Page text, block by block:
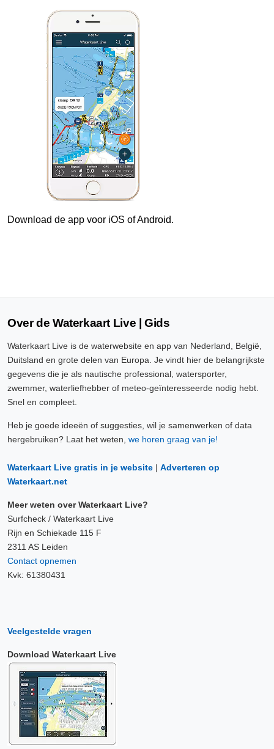
Download de app voor iOS of Android.
Over de Waterkaart Live | Gids
Waterkaart Live is de waterwebsite en app van Nederland, België,
Duitsland en grote delen van Europa. Je vindt hier de belangrijkste
gegevens die je als nautische professional, watersporter,
zwemmer, waterliefhebber of meteo-geïnteresseerde nodig hebt.
Snel en compleet.
Heb je goede ideeën of suggesties, wil je samenwerken of data
hergebruiken? Laat het weten, we horen graag van je!
Waterkaart Live gratis in je website | Adverteren op
Waterkaart.net
Meer weten over Waterkaart Live?
Surfcheck / Waterkaart Live
Rijn en Schiekade 115 F
2311 AS Leiden
Contact opnemen
Kvk: 61380431
Veelgestelde vragen
Download Waterkaart Live